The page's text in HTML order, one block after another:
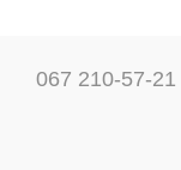
067 210-57-21